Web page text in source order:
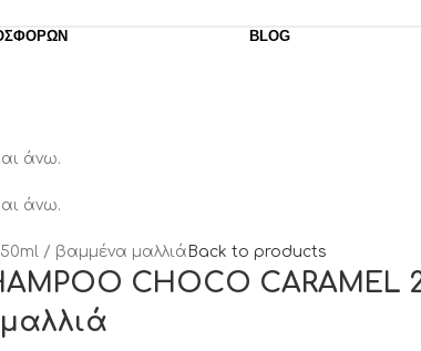
BLOG
άνω.
άνω.
/ βαμμένα μαλλιά Back to products
CHOCO CARAMEL